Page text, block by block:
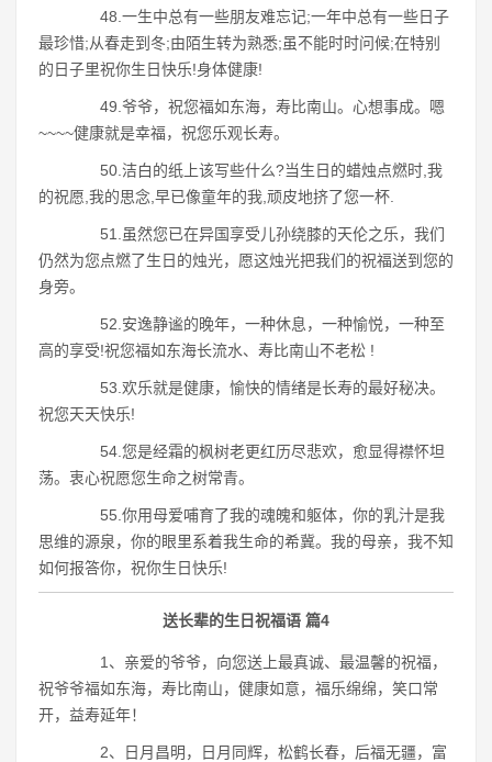
48.一生中总有一些朋友难忘记;一年中总有一些日子
最珍惜;从春走到冬;由陌生转为熟悉;虽不能时时问候;在特别
的日子里祝你生日快乐!身体健康!
49.爷爷，祝您福如东海，寿比南山。心想事成。嗯
~~~~健康就是幸福，祝您乐观长寿。
50.洁白的纸上该写些什么?当生日的蜡烛点燃时,我
的祝愿,我的思念,早已像童年的我,顽皮地挤了您一杯.
51.虽然您已在异国享受儿孙绕膝的天伦之乐，我们
仍然为您点燃了生日的烛光，愿这烛光把我们的祝福送到您的
身旁。
52.安逸静谧的晚年，一种休息，一种愉悦，一种至
高的享受!祝您福如东海长流水、寿比南山不老松 !
53.欢乐就是健康，愉快的情绪是长寿的最好秘决。
祝您天天快乐!
54.您是经霜的枫树老更红历尽悲欢，愈显得襟怀坦
荡。衷心祝愿您生命之树常青。
55.你用母爱哺育了我的魂魄和躯体，你的乳汁是我
思维的源泉，你的眼里系着我生命的希冀。我的母亲，我不知
如何报答你，祝你生日快乐!
送长辈的生日祝福语 篇4
1、亲爱的爷爷，向您送上最真诚、最温馨的祝福，
祝爷爷福如东海，寿比南山，健康如意，福乐绵绵，笑口常
开，益寿延年！
2、日月昌明，日月同辉，松鹤长春，后福无疆，富